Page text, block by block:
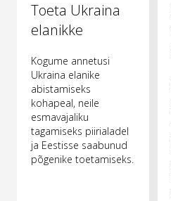
Toeta Ukraina
elanikke
Kogume annetusi
Ukraina elanike
abistamiseks
kohapeal, neile
esmavajaliku
tagamiseks piirialadel
ja Eestisse saabunud
põgenike toetamiseks.